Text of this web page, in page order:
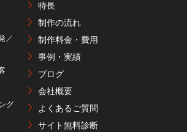
／
グ
特長
制作の流れ
制作料金・費用
事例・実績
ブログ
会社概要
よくあるご質問
サイト無料診断